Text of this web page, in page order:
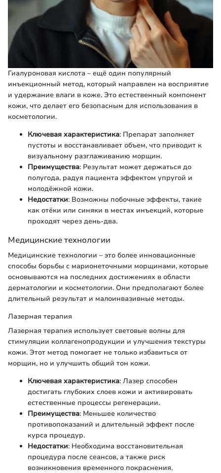
Гиалуроновая кислота – ещё один популярный
инъекционный метод, который направлен на восприятие
и удержание влаги в коже. Это естественный компонент
кожи, что делает его безопасным для использования в
косметологии.
Ключевая характеристика: Препарат заполняет
пустоты и восстанавливает объем, что приводит к
визуальному разглаживанию морщин.
Преимущества: Результат может держаться до
полугода, радуя пациента эффектом упругой и
молодёжной кожи.
Недостатки: Возможны побочные эффекты, такие
как отёки или синяки в местах инъекций, которые
проходят через день-два.
Медицинские технологии
Медицинские технологии – это более инновационные
способы борьбы с марионеточными морщинами, которые
основываются на последних достижениях в области
дерматологии и косметологии. Они предполагают более
длительный результат и малоинвазивные методы.
Лазерная терапия
Лазерная терапия использует световые волны для
стимуляции коллагенопродукции и улучшения текстуры
кожи. Этот метод помогает не только избавиться от
морщин, но и улучшить общий тон кожи.
Ключевая характеристика: Лазер способен
достигать глубоких слоев кожи и активировать
естественные процессы регенерации.
Преимущества: Меньшее количество
противопоказаний и длительный эффект после
курса процедур.
Недостатки: Необходима восстановительная
процедура после сеансов, а также риск
возникновения временного покраснения.